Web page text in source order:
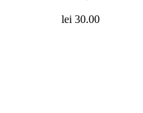
lei 30.00